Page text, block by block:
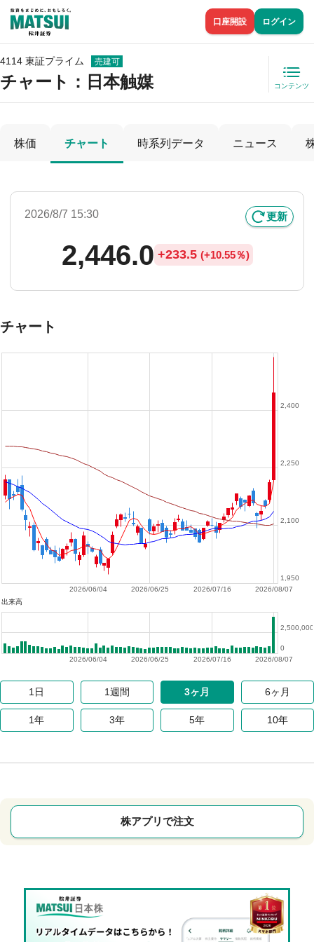
口座開設 ログイン
4114 東証プライム 売建可
チャート： 日本触媒 コンテンツ
株価 チャート 時系列データ ニュース
2026/8/7 15:30 更新
2,446.0 +233.5 (+10.55％)
チャート
2026/08/07
2026/07/16
2026/06/25
2026/06/04
1,950
2,100
2,250
2,400
出来高
2026/08/07
2026/07/16
2026/06/25
2026/06/04
0
2,500,000
1日 1週間 3ヶ月 6ヶ月
1年 3年 5年 10年
株アプリで注文